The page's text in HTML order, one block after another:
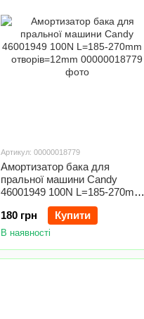
Артикул: 00000018779
Амортизатор бака для
пральної машини Candy
46001949 100N L=185-270mm
D отворів=12mm
180 грн
Купити
В наявності